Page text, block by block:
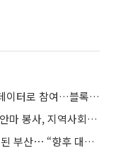
부산디지털자산거래소, 비토즈 밸리데이터로 참여…블록체인 신뢰 기반 확대
시각장애인 안마사 참여한 부산 건강안마 봉사, 지역사회 복지 새 모델
‘지선ㆍ보궐’ 동시 격돌, 최대 격전지 된 부산⋯ “향후 대선 구도 영향”